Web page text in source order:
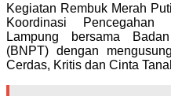
Kegiatan Rembuk Merah
Koordinasi Pencegahan
Lampung bersama
(BNPT) dengan
Cerdas, Kritis dan Cinta